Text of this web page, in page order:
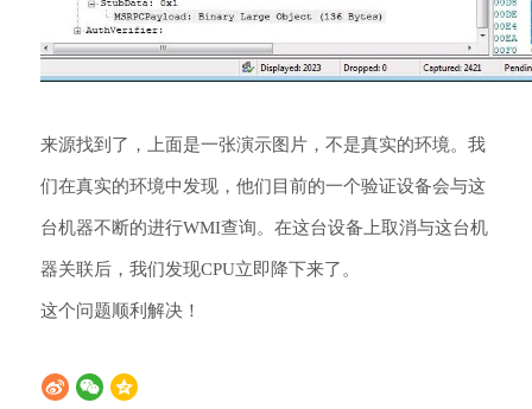
来源找到了，上面是一张演示图片，不是真实的环境。我
们在真实的环境中发现，他们目前的一个验证设备会与这
台机器不断的进行WMI查询。在这台设备上取消与这台机
器关联后，我们发现CPU立即降下来了。
这个问题顺利解决！